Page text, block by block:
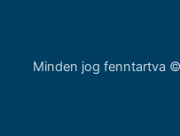
Minden jog fenntartva